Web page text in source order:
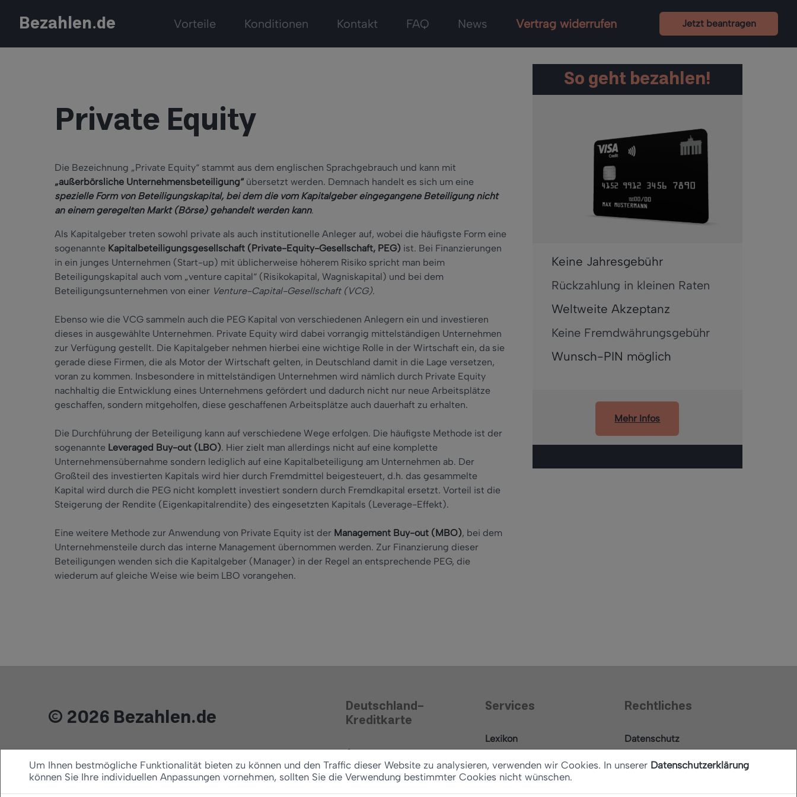
Bezahlen.de Vorteile Konditionen Kontakt FAQ News Vertrag widerrufen Jetzt beantragen
Private Equity
Die Bezeichnung „Private Equity“ stammt aus dem englischen Sprachgebrauch und kann mit
„außerbörsliche Unternehmensbeteiligung“übersetzt werden. Demnach handelt es sich um eine
spezielle Form von Beteiligungskapital, bei dem die vom Kapitalgeber eingegangene Beteiligung nicht
an einem geregelten Markt (Börse) gehandelt werden kann.
Als Kapitalgeber treten sowohl private als auch institutionelle Anleger auf, wobei die häufigste Form eine
sogenannte Kapitalbeteiligungsgesellschaft (Private-Equity-Gesellschaft, PEG) ist. Bei Finanzierungen
in ein junges Unternehmen (Start-up) mit üblicherweise höherem Risiko spricht man beim
Beteiligungskapital auch vom „venture capital“ (Risikokapital, Wagniskapital) und bei dem
Beteiligungsunternehmen von einer Venture-Capital-Gesellschaft (VCG).
Ebenso wie die VCG sammeln auch die PEG Kapital von verschiedenen Anlegern ein und investieren
dieses in ausgewählte Unternehmen. Private Equity wird dabei vorrangig mittelständigen Unternehmen
zur Verfügung gestellt. Die Kapitalgeber nehmen hierbei eine wichtige Rolle in der Wirtschaft ein, da sie
gerade diese Firmen, die als Motor der Wirtschaft gelten, in Deutschland damit in die Lage versetzen,
voran zu kommen. Insbesondere in mittelständigen Unternehmen wird nämlich durch Private Equity
nachhaltig die Entwicklung eines Unternehmens gefördert und dadurch nicht nur neue Arbeitsplätze
geschaffen, sondern mitgeholfen, diese geschaffenen Arbeitsplätze auch dauerhaft zu erhalten.
Die Durchführung der Beteiligung kann auf verschiedene Wege erfolgen. Die häufigste Methode ist der
sogenannte Leveraged Buy-out (LBO). Hier zielt man allerdings nicht auf eine komplette
Unternehmensübernahme sondern lediglich auf eine Kapitalbeteiligung am Unternehmen ab. Der
Großteil des investierten Kapitals wird hier durch Fremdmittel beigesteuert, d.h. das gesammelte
Kapital wird durch die PEG nicht komplett investiert sondern durch Fremdkapital ersetzt. Vorteil ist die
Steigerung der Rendite (Eigenkapitalrendite) des eingesetzten Kapitals (Leverage-Effekt).
Eine weitere Methode zur Anwendung von Private Equity ist der Management Buy-out (MBO), bei dem
Unternehmensteile durch das interne Management übernommen werden. Zur Finanzierung dieser
Beteiligungen wenden sich die Kapitalgeber (Manager) in der Regel an entsprechende PEG, die
wiederum auf gleiche Weise wie beim LBO vorangehen.
So geht bezahlen!
Keine Jahresgebühr
Rückzahlung in kleinen Raten
Weltweite Akzeptanz
Keine Fremdwährungsgebühr
Wunsch-PIN möglich
Mehr Infos
© 2026 Bezahlen.de Deutschland-
Kreditkarte
Antrag
Konditionen
Vertrag widerrufen
Services
Lexikon
Ratgeber
Rechtliches
Datenschutz
Barrierefreiheitserklärung
Um Ihnen bestmögliche Funktionalität bieten zu können und den Traffic dieser Website zu analysieren, verwenden wir Cookies. In unserer Datenschutzerklärung
können Sie Ihre individuellen Anpassungen vornehmen, sollten Sie die Verwendung bestimmter Cookies nicht wünschen.